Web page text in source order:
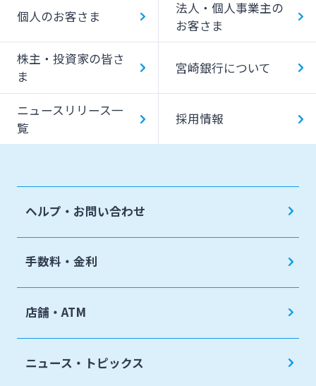
キャッシング提携先
一日あたりのご利用限度額
ATM Operation Guide
個人のお客さま
法人・個人事業主の
お客さま
株主・投資家の皆さ
ま
宮崎銀行について
ニュースリリース一
覧
採用情報
ヘルプ・お問い合わせ
手数料・金利
店舗・ATM
ニュース・トピックス